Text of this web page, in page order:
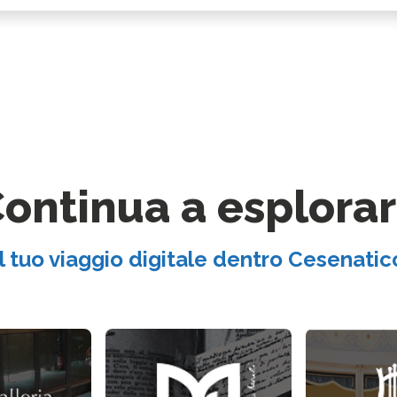
a
tuo viaggio digitale dentro